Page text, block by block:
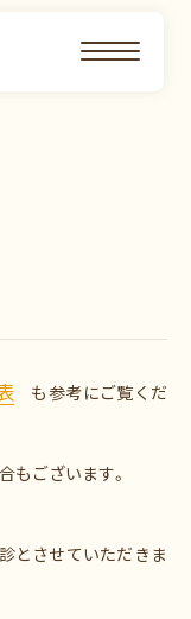
も参考にご覧くだ
ございます。
とさせていただきま